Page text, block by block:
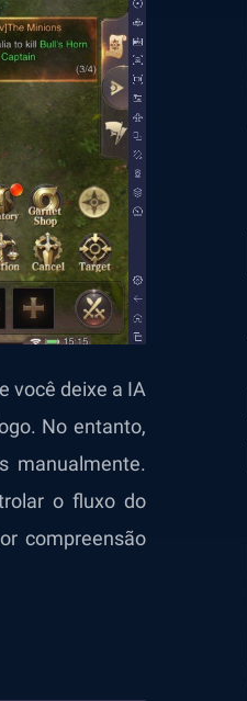
você deixe a IA
No entanto,
manualmente.
o fluxo do
compreensão